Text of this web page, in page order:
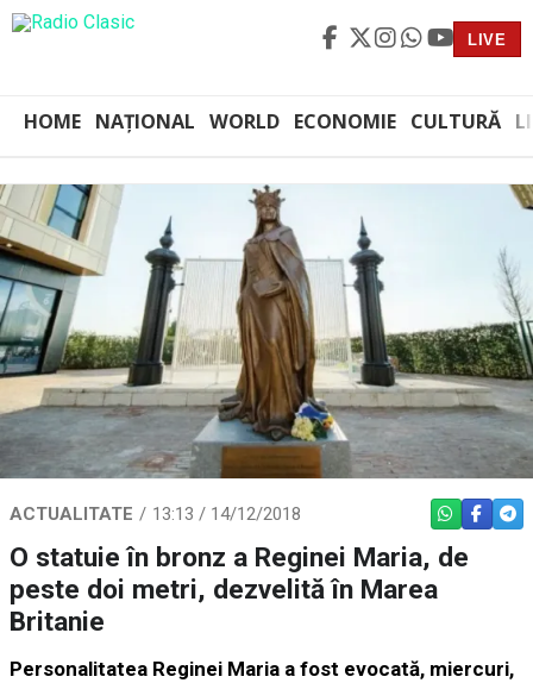
LIVE
HOME NAȚIONAL WORLD ECONOMIE CULTURĂ
ACTUALITATE 13:13 / 14/12/2018 WHATSAPP
O statuie în bronz a Reginei Maria, de
peste doi metri, dezvelită în Marea
Britanie
Personalitatea Reginei Maria a fost evocată, miercuri,